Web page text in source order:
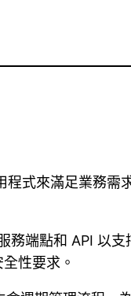
式來滿足業務需
務端點和 API 以
性要求。